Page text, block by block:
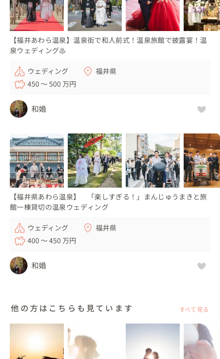
【福井あわら温泉】温泉街で和人前式！温泉旅館で披露宴！温
泉ウェディング♨
ウェディング
福井県
450 〜 500 万円
和婚
【福井県あわら温泉】 「楽しすぎる！」まんじゅうまきと旅
館一棟貸切の温泉ウェディング
ウェディング
福井県
400 〜 450 万円
和婚
他の方はこちらも見ています すべて見る